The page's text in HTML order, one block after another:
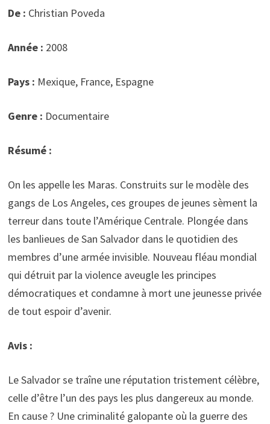
De : Christian Poveda
Année : 2008
Pays : Mexique, France, Espagne
Genre : Documentaire
Résumé :
On les appelle les Maras. Construits sur le modèle des
gangs de Los Angeles, ces groupes de jeunes sèment la
terreur dans toute l’Amérique Centrale. Plongée dans
les banlieues de San Salvador dans le quotidien des
membres d’une armée invisible. Nouveau fléau mondial
qui détruit par la violence aveugle les principes
démocratiques et condamne à mort une jeunesse privée
de tout espoir d’avenir.
Avis :
Le Salvador se traîne une réputation tristement célèbre,
celle d’être l’un des pays les plus dangereux au monde.
En cause ? Une criminalité galopante où la guerre des